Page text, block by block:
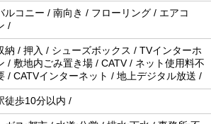
ルコニー / 南向き / フローリング / エアコ
/
納 / 押入 / シューズボックス / TVインターホ
/ 敷地内ごみ置き場 / CATV / ネット使用料不
/ CATVインターネット / 地上デジタル放送 /
徒歩10分以内 /